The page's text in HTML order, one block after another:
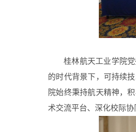
桂林航天工业学院
的时代背景下，可持续
院始终秉持航天精神，
术交流平台、深化校际